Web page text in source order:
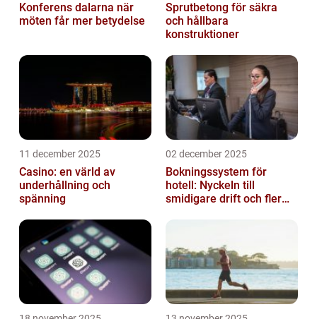
Konferens dalarna när
möten får mer betydelse
Sprutbetong för säkra
och hållbara
konstruktioner
11 december 2025
Casino: en värld av
underhållning och
spänning
02 december 2025
Bokningssystem för
hotell: Nyckeln till
smidigare drift och fler